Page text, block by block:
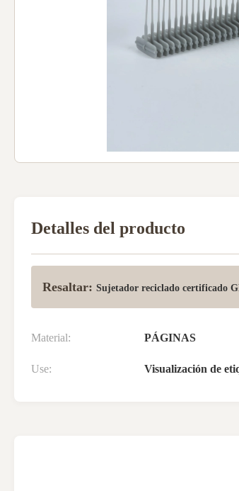
Detalles del producto
Resaltar: Sujetador reciclado certificado
Material: PÁGINAS
Use: Visualización de